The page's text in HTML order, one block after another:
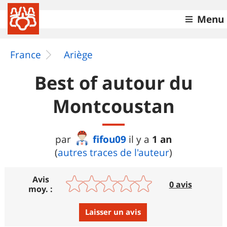
Menu
France Ariège
Best of autour du
Montcoustan
par fifou09 il y a 1 an
(autres traces de l'auteur)
Avis
moy. :
0 avis
Laisser un avis